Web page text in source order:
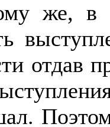
же, в
отдав